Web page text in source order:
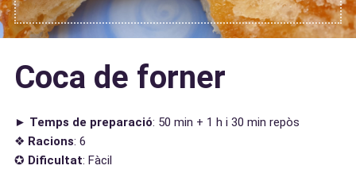
Coca de forner
► Temps de preparació: 50 min + 1 h i 30 min repòs
❖ Racions: 6
✪ Dificultat: Fàcil